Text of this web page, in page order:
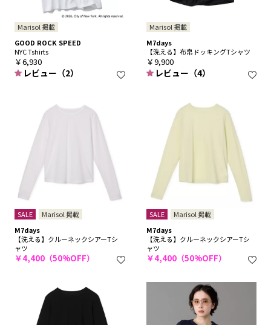
Marisol 掲載
GOOD ROCK SPEED
NYC Tshirts
￥6,930
レビュー（2）
Marisol 掲載
M7days
【洗える】布帛ドッキングTシャツ
￥9,900
レビュー（4）
SALE
Marisol 掲載
M7days
【洗える】クルーネックシアーTシ
ャツ
￥4,400（50%OFF）
SALE
Marisol 掲載
M7days
【洗える】クルーネックシアーTシ
ャツ
￥4,400（50%OFF）